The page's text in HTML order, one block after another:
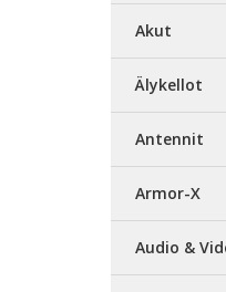
Akut
Älykellot
Antennit
Armor-X
Audio &